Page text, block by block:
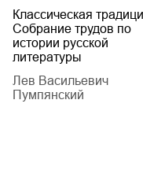
Классическая
Собрание трудов по
истории русской
литературы
Лев Васильевич
Пумпянский